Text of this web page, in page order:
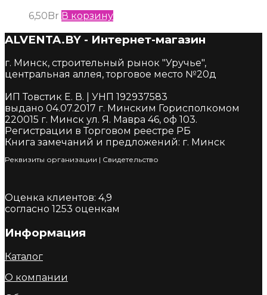
6,50Br В корзину
ALVENTA.BY - Интернет-магазин
г. Минск, строительный рынок "Уручье",
центральная аллея, торговое место №20д
ИП Товстик Е. В. | УНП 192937583
выдано 04.07.2017 г. Минским Горисполкомом
220015 г. Минск ул. Я. Мавра 46, оф 103.
Регистрации в Торговом реестре РБ
Книга замечаний и предложений: г. Минск
Реквизиты организации | Cвидетельство
Оценка клиентов: 4,9
согласно 1253 оценкам
Информация
Каталог
О компании